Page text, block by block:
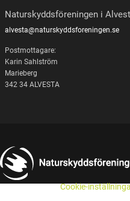
Naturskyddsföreningen i
alvesta@naturskyddsforeningen.se
Postmottagare:
Karin Sahlström
Marieberg
342 34 ALVESTA
Cookie-